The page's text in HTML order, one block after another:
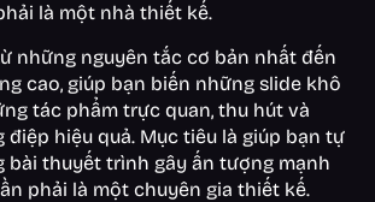
là một nhà thiết kế.
những nguyên tắc cơ bản nhất đến
cao, giúp bạn biến những slide khô
tác phẩm trực quan, thu hút và
hiệu quả. Mục tiêu là giúp bạn tự
bài thuyết trình gây ấn tượng mạnh
phải là một chuyên gia thiết kế.